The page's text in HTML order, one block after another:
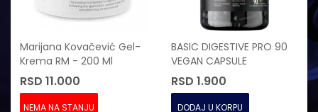
Marijana Kovačević Gel-
Krema RM - 200 Ml
RSD 11.000
NEMA NA STANJU
BASIC DIGESTIVE PRO 90
VEGAN CAPSULE
RSD 1.900
DODAJ U KORPU